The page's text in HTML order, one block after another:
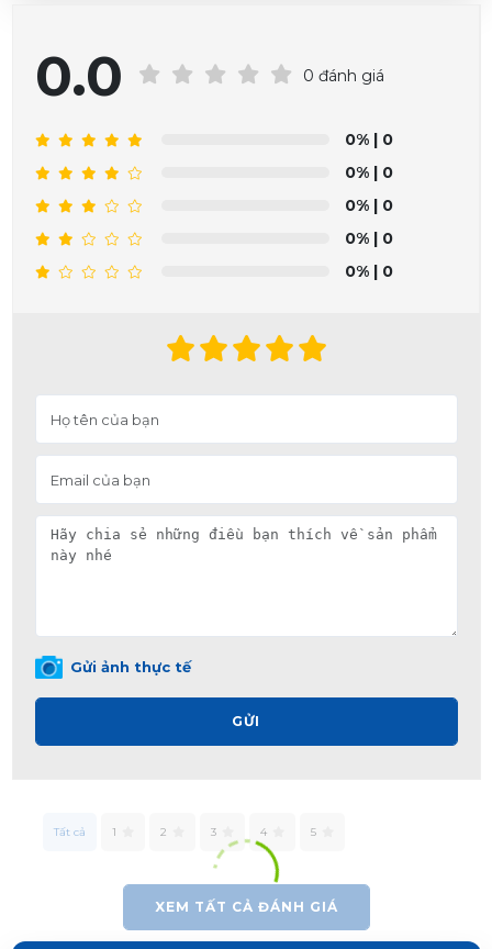
0.0 0 đánh giá
0% | 0
0% | 0
0% | 0
0% | 0
0% | 0
Gửi ảnh thực tế
GỬI
Tất cả 1 2 3 4 5
XEM TẤT CẢ ĐÁNH GIÁ